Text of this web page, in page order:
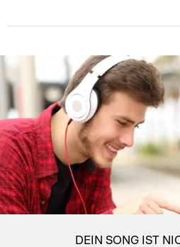
DEIN SONG IST